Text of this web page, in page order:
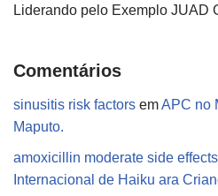
Liderando pelo Exemplo JUAD
Comentários
sinusitis risk factors emAPC no
Maputo.
amoxicillin moderate side effects
Internacional de Haiku ara